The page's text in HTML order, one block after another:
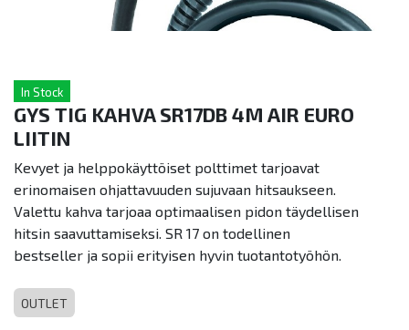
In Stock
GYS TIG KAHVA SR17DB 4M AIR EURO
LIITIN
Kevyet ja helppokäyttöiset polttimet tarjoavat
erinomaisen ohjattavuuden sujuvaan hitsaukseen.
Valettu kahva tarjoaa optimaalisen pidon täydellisen
hitsin saavuttamiseksi. SR 17 on todellinen
bestseller ja sopii erityisen hyvin tuotantotyöhön.
OUTLET